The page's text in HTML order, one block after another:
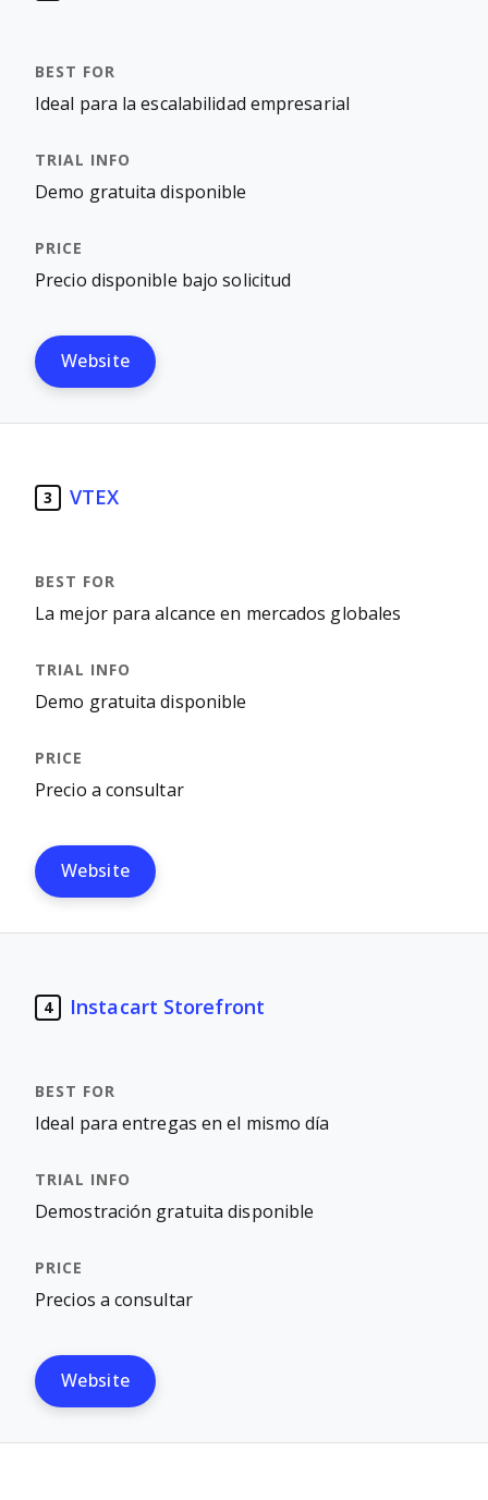
Ideal para la escalabilidad empresarial
Demo gratuita disponible
Precio disponible bajo solicitud
Website
3 VTEX
La mejor para alcance en mercados globales
Demo gratuita disponible
Precio a consultar
Website
4 Instacart Storefront
Ideal para entregas en el mismo día
Demostración gratuita disponible
Precios a consultar
Website